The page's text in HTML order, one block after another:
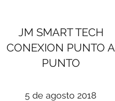
JM SMART TECH
CONEXION PUNTO A
PUNTO
5 de agosto 2018